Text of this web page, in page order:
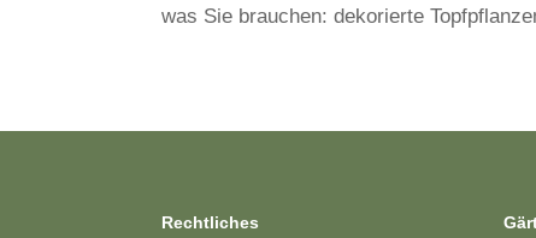
was Sie brauchen: dekorierte
Rechtliches